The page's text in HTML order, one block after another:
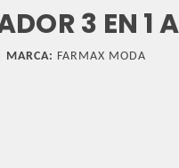
3 EN 1
MARCA: FARMAX MODA